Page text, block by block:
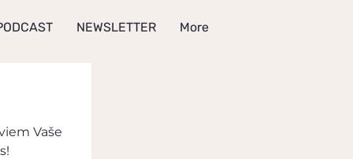
NEWSLETTER More
Vaše